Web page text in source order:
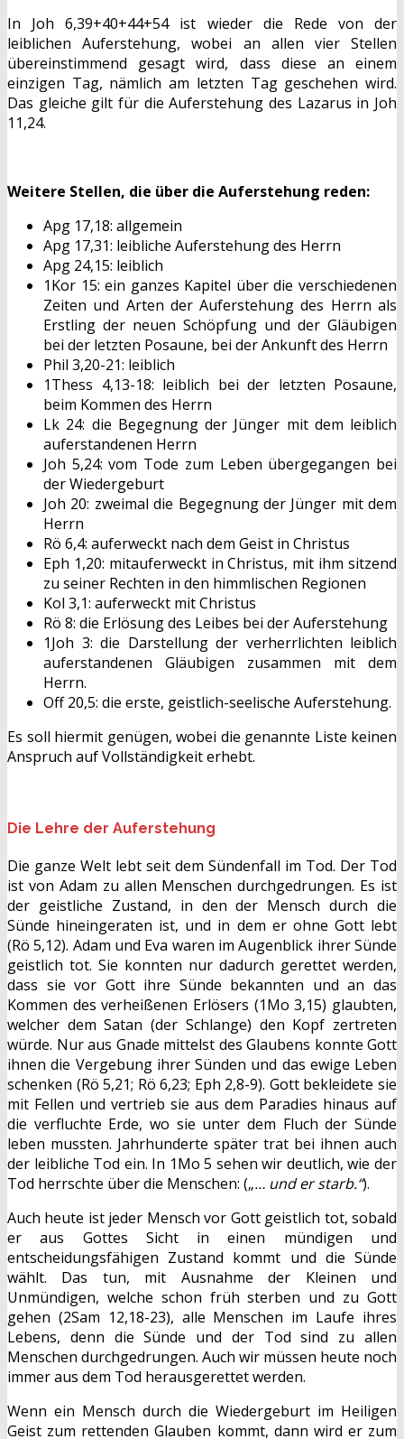
In Joh 6,39+40+44+54 ist wieder die Rede von der
leiblichen Auferstehung, wobei an allen vier Stellen
übereinstimmend gesagt wird, dass diese an einem
einzigen Tag, nämlich am letzten Tag geschehen wird.
Das gleiche gilt für die Auferstehung des Lazarus in Joh
11,24.
Weitere Stellen, die über die Auferstehung reden:
Apg 17,18: allgemein
Apg 17,31: leibliche Auferstehung des Herrn
Apg 24,15: leiblich
1Kor 15: ein ganzes Kapitel über die verschiedenen
Zeiten und Arten der Auferstehung des Herrn als
Erstling der neuen Schöpfung und der Gläubigen
bei der letzten Posaune, bei der Ankunft des Herrn
Phil 3,20-21: leiblich
1Thess 4,13-18: leiblich bei der letzten Posaune,
beim Kommen des Herrn
Lk 24: die Begegnung der Jünger mit dem leiblich
auferstandenen Herrn
Joh 5,24: vom Tode zum Leben übergegangen bei
der Wiedergeburt
Joh 20: zweimal die Begegnung der Jünger mit dem
Herrn
Rö 6,4: auferweckt nach dem Geist in Christus
Eph 1,20: mitauferweckt in Christus, mit ihm sitzend
zu seiner Rechten in den himmlischen Regionen
Kol 3,1: auferweckt mit Christus
Rö 8: die Erlösung des Leibes bei der Auferstehung
1Joh 3: die Darstellung der verherrlichten leiblich
auferstandenen Gläubigen zusammen mit dem
Herrn.
Off 20,5: die erste, geistlich-seelische Auferstehung.
Es soll hiermit genügen, wobei die genannte Liste keinen
Anspruch auf Vollständigkeit erhebt.
Die Lehre der Auferstehung
Die ganze Welt lebt seit dem Sündenfall im Tod. Der Tod
ist von Adam zu allen Menschen durchgedrungen. Es ist
der geistliche Zustand, in den der Mensch durch die
Sünde hineingeraten ist, und in dem er ohne Gott lebt
(Rö 5,12). Adam und Eva waren im Augenblick ihrer Sünde
geistlich tot. Sie konnten nur dadurch gerettet werden,
dass sie vor Gott ihre Sünde bekannten und an das
Kommen des verheißenen Erlösers (1Mo 3,15) glaubten,
welcher dem Satan (der Schlange) den Kopf zertreten
würde. Nur aus Gnade mittelst des Glaubens konnte Gott
ihnen die Vergebung ihrer Sünden und das ewige Leben
schenken (Rö 5,21; Rö 6,23; Eph 2,8-9). Gott bekleidete sie
mit Fellen und vertrieb sie aus dem Paradies hinaus auf
die verfluchte Erde, wo sie unter dem Fluch der Sünde
leben mussten. Jahrhunderte später trat bei ihnen auch
der leibliche Tod ein. In 1Mo 5 sehen wir deutlich, wie der
Tod herrschte über die Menschen: („… und er starb.“).
Auch heute ist jeder Mensch vor Gott geistlich tot, sobald
er aus Gottes Sicht in einen mündigen und
entscheidungsfähigen Zustand kommt und die Sünde
wählt. Das tun, mit Ausnahme der Kleinen und
Unmündigen, welche schon früh sterben und zu Gott
gehen (2Sam 12,18-23), alle Menschen im Laufe ihres
Lebens, denn die Sünde und der Tod sind zu allen
Menschen durchgedrungen. Auch wir müssen heute noch
immer aus dem Tod herausgerettet werden.
Wenn ein Mensch durch die Wiedergeburt im Heiligen
Geist zum rettenden Glauben kommt, dann wird er zum